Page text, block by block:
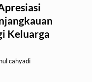
Keluarga
cahyadi